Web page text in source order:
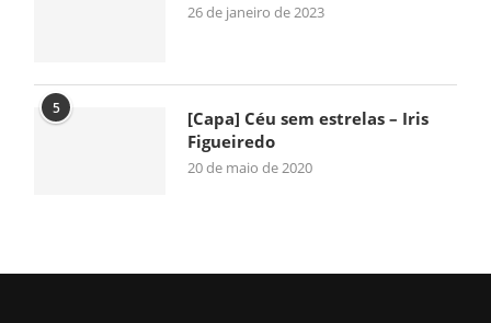
26 de janeiro de 2023
5
[Capa] Céu sem estrelas – Iris
Figueiredo
20 de maio de 2020